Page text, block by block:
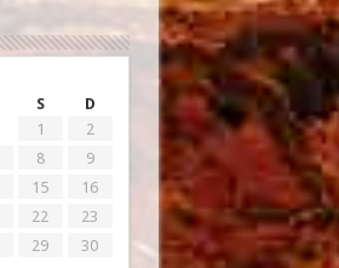
S D
1
2
8
9
15
16
22
23
29
30